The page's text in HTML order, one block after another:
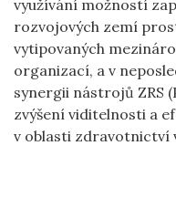
využívání možností
rozvojových zemí
vytipovaných
organizací, a v
synergii nástrojů ZRS
zvýšení viditelnosti a
v oblasti zdravotnictví